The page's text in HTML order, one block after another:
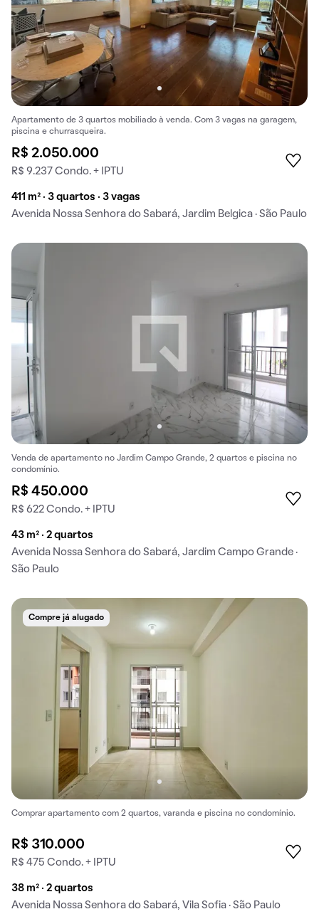
Apartamento de 3 quartos mobiliado à venda. Com 3 vagas na garagem,
piscina e churrasqueira.
R$ 2.050.000
R$ 9.237 Condo. + IPTU
411 m² · 3 quartos · 3 vagas
Avenida Nossa Senhora do Sabará, Jardim Belgica · São Paulo
Venda de apartamento no Jardim Campo Grande, 2 quartos e piscina no
condomínio.
R$ 450.000
R$ 622 Condo. + IPTU
43 m² · 2 quartos
Avenida Nossa Senhora do Sabará, Jardim Campo Grande ·
São Paulo
Compre já alugado
Comprar apartamento com 2 quartos, varanda e piscina no condomínio.
R$ 310.000
R$ 475 Condo. + IPTU
38 m² · 2 quartos
Avenida Nossa Senhora do Sabará, Vila Sofia · São Paulo